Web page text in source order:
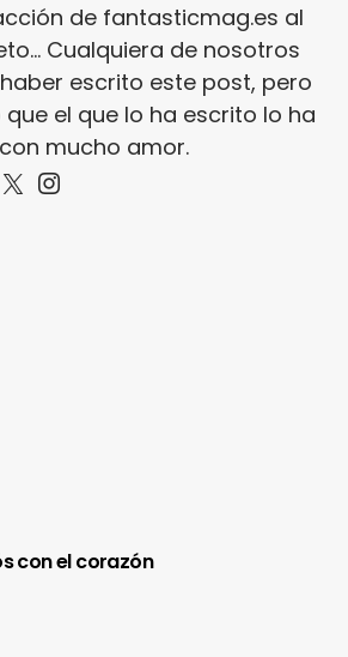
de fantasticmag.es al
Cualquiera de nosotros
escrito este post, pero
que el que lo ha escrito lo ha
mucho amor.
con el corazón